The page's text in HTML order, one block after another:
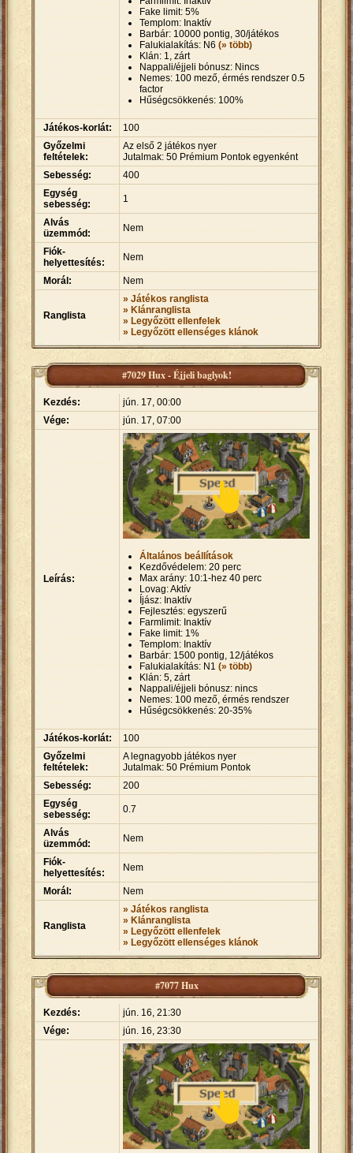
Fake limit: 5%
Templom: Inaktív
Barbár: 10000 pontig, 30/játékos
Falukialakítás: N6 (» több)
Klán: 1, zárt
Nappali/éjjeli bónusz: Nincs
Nemes: 100 mező, érmés rendszer 0.5
factor
Hűségcsökkenés: 100%
Játékos-korlát:
100
Győzelmi
feltételek:
Az első 2 játékos nyer
Jutalmak: 50 Prémium Pontok egyenként
Sebesség:
400
Egység
sebesség:
1
Alvás
üzemmód:
Nem
Fiók-
helyettesítés:
Nem
Morál: Nem
Ranglista
» Játékos ranglista
» Klánranglista
» Legyőzött ellenfelek
» Legyőzött ellenséges klánok
#7029 Hux - Éjjeli baglyok!
Kezdés:
jún. 17, 00:00
Vége:
jún. 17, 07:00
Leírás:
Általános beállítások
Kezdővédelem: 20 perc
Max arány: 10:1-hez 40 perc
Lovag: Aktív
Íjász: Inaktív
Fejlesztés: egyszerű
Farmlimit: Inaktív
Fake limit: 1%
Templom: Inaktív
Barbár: 1500 pontig, 12/játékos
Falukialakítás: N1 (» több)
Klán: 5, zárt
Nappali/éjjeli bónusz: nincs
Nemes: 100 mező, érmés rendszer
Hűségcsökkenés: 20-35%
Játékos-korlát:
100
Győzelmi
feltételek:
A legnagyobb játékos nyer
Jutalmak: 50 Prémium Pontok
Sebesség:
200
Egység
sebesség:
0.7
Alvás
üzemmód:
Nem
Fiók-
helyettesítés:
Nem
Morál: Nem
Ranglista
» Játékos ranglista
» Klánranglista
» Legyőzött ellenfelek
» Legyőzött ellenséges klánok
#7077 Hux
Kezdés:
jún. 16, 21:30
Vége:
jún. 16, 23:30